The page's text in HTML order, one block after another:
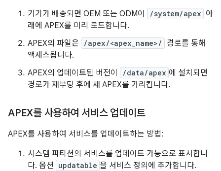
기기가 배송되면 OEM 또는 ODM이
/system/apex 아
래에 APEX를 미리 로드합니다.
APEX의 파일은
/apex/<apex_name>/
경로를 통해
액세스됩니다.
APEX의 업데이트된 버전이
/data/apex 에 설치되면
경로가 재부팅 후에 새 APEX를 가리킵니다.
APEX를 사용하여 서비스 업데이트
APEX를 사용하여 서비스를 업데이트하는 방법:
시스템 파티션의 서비스를 업데이트 가능으로 표시합니
다. 옵션
updatable 을 서비스 정의에 추가합니다.